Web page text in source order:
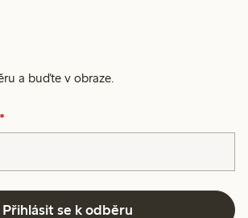
a buďte v obraze.
*
Přihlásit se k odběru